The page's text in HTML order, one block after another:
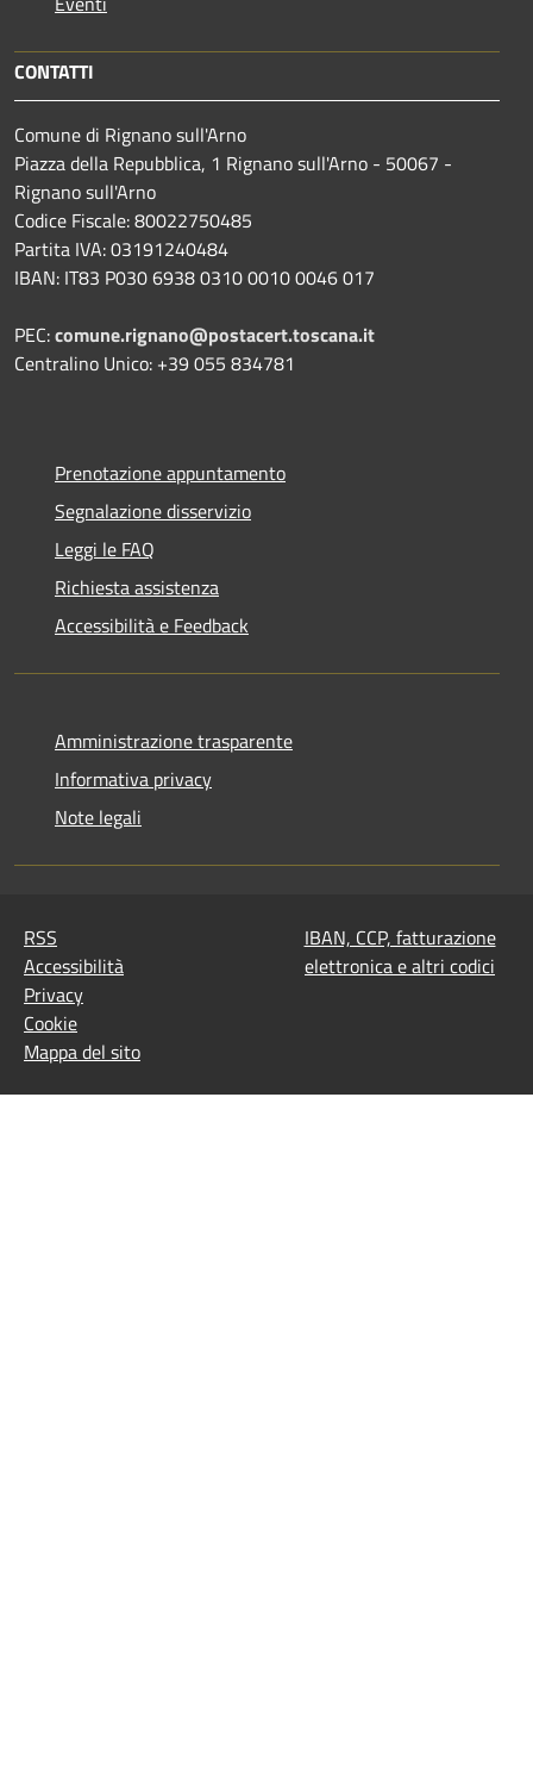
CONTATTI
Comune di Rignano sull'Arno
Piazza della Repubblica, 1 Rignano sull'Arno - 50067 -
Rignano sull'Arno
Codice Fiscale: 80022750485
Partita IVA: 03191240484
IBAN: IT83 P030 6938 0310 0010 0046 017
PEC:comune.rignano@postacert.toscana.it
Centralino Unico: +39 055 834781
Prenotazione appuntamento
Segnalazione disservizio
Leggi le FAQ
Richiesta assistenza
Accessibilità e Feedback
Amministrazione trasparente
Informativa privacy
Note legali
RSS
Accessibilità
Privacy
Cookie
Mappa del sito
IBAN, CCP, fatturazione
elettronica e altri codici